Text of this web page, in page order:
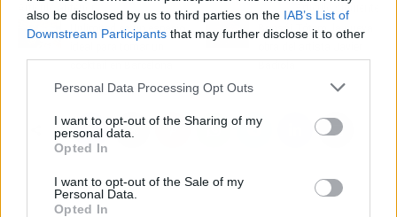
also be disclosed by us to third parties on the IAB’s List of
Downstream Participants that may further disclose it to other
Personal Data Processing Opt Outs
I want to opt-out of the Sharing of my
personal data.
Opted In
I want to opt-out of the Sale of my
Personal Data.
Opted In
Artículo anterior
Unlimited es un espacio
Artículo siguiente
Bonsái Tótem, la nueva